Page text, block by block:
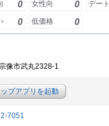
0 女性向 0 デート
0 低価格 0
宗像市武丸2328-1
プアプリを起動
7051